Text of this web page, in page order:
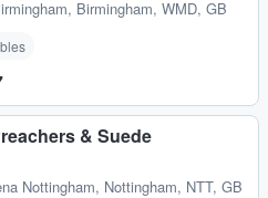
, Birmingham, WMD, GB
& Suede
Nottingham, Nottingham, NTT, GB